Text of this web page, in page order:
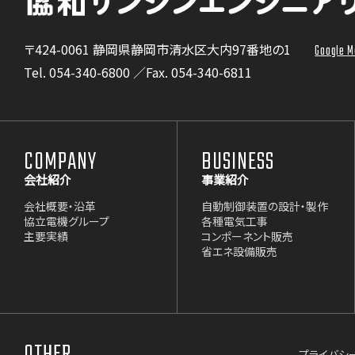
〒424-0061 静岡県静岡市清水区大内97番地の1 Google
Tel. 054-340-6800 ／Fax. 054-340-6811
COMPANY
会社紹介
会社概要・沿革
協立電機グループ
主要実績
BUSINESS
事業紹介
自動制御装置の設計・製作
各種電気工事
コンポーネント販売
省エネ設備販売